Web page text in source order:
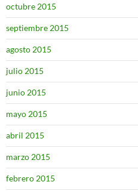
octubre 2015
septiembre 2015
agosto 2015
julio 2015
junio 2015
mayo 2015
abril 2015
marzo 2015
febrero 2015